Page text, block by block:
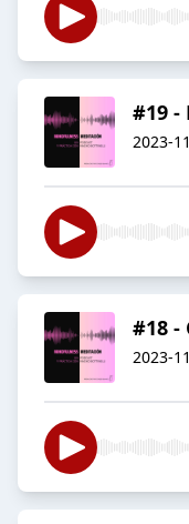
#19 -
2023-
#18 -
2023-